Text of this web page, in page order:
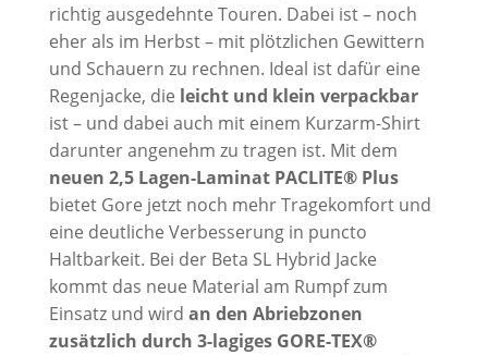
richtig ausgedehnte Touren. Dabei ist – noch
eher als im Herbst – mit plötzlichen Gewittern
und Schauern zu rechnen. Ideal ist dafür eine
Regenjacke, die leicht und klein verpackbar
ist – und dabei auch mit einem Kurzarm-Shirt
darunter angenehm zu tragen ist. Mit dem
neuen 2,5 Lagen-Laminat PACLITE® Plus
bietet Gore jetzt noch mehr Tragekomfort und
eine deutliche Verbesserung in puncto
Haltbarkeit. Bei der Beta SL Hybrid Jacke
kommt das neue Material am Rumpf zum
Einsatz und wird an den Abriebzonen
zusätzlich durch 3-lagiges GORE-TEX®